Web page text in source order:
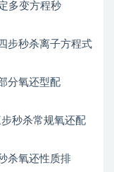
多变方程秒
步秒杀离子方程式
分氧还型配
秒杀常规氧还配
杀氧还性质排